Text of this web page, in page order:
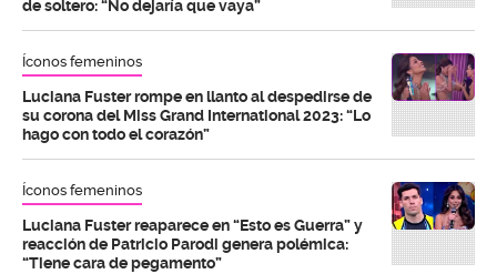
de soltero: “No dejaría que vaya”
Íconos femeninos
Luciana Fuster rompe en llanto al despedirse de
su corona del Miss Grand International 2023: “Lo
hago con todo el corazón”
Íconos femeninos
Luciana Fuster reaparece en “Esto es Guerra” y
reacción de Patricio Parodi genera polémica:
“Tiene cara de pegamento”